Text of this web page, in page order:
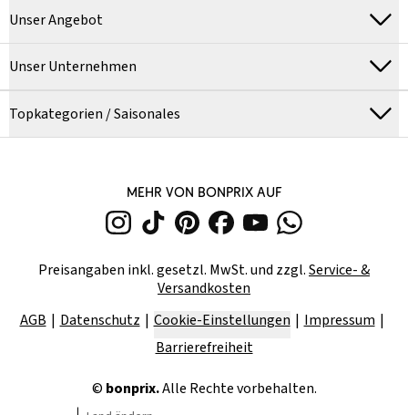
Unser Angebot
Unser Unternehmen
Topkategorien / Saisonales
MEHR VON BONPRIX AUF
Preisangaben inkl. gesetzl. MwSt. und zzgl.Service- &
Versandkosten
AGB
Datenschutz Cookie-Einstellungen
Impressum
Barrierefreiheit
© bonprix.Alle Rechte vorbehalten.